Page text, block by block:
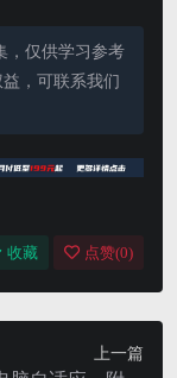
，仅供学习参考
，可联系我们
收藏 点赞(0)
上一篇